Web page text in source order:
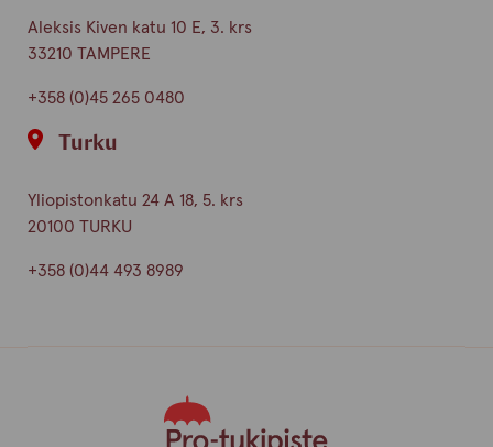
Aleksis Kiven katu 10 E, 3. krs
33210 TAMPERE
+358 (0)45 265 0480
Turku
Yliopistonkatu 24 A 18, 5. krs
20100 TURKU
+358 (0)44 493 8989